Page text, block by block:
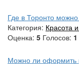
Где в Торонто
Категория: Красота
Оценка: 5 Голосов: 1
Можно ли оформить